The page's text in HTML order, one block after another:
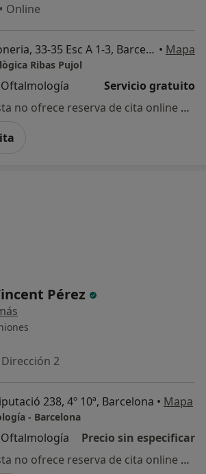
Online
Carrer de la Foneria, 33-35 Esc A 1-3, Barcelona • Mapa
Ribas Pujol
Servicio gratuito
Este especialista no ofrece reserva de cita online en esta dirección.
Pérez
Dirección 2
238, 4º 10ª, Barcelona • Mapa
- Barcelona
Precio sin especificar
Este especialista no ofrece reserva de cita online en esta dirección.